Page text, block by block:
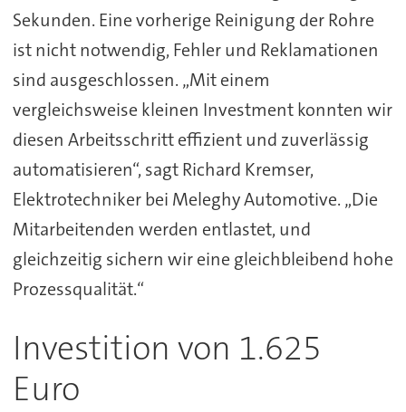
Sekunden. Eine vorherige Reinigung der Rohre
ist nicht notwendig, Fehler und Reklamationen
sind ausgeschlossen. „Mit einem
vergleichsweise kleinen Investment konnten wir
diesen Arbeitsschritt effizient und zuverlässig
automatisieren“, sagt Richard Kremser,
Elektrotechniker bei Meleghy Automotive. „Die
Mitarbeitenden werden entlastet, und
gleichzeitig sichern wir eine gleichbleibend hohe
Prozessqualität.“
Investition von 1.625
Euro